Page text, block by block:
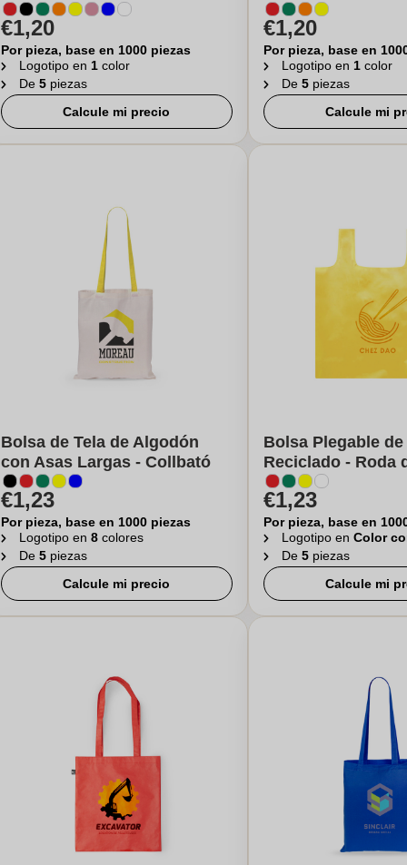
€1,20
Por pieza, base en 1000 piezas
Logotipo en 1 color
De 5 piezas
Calcule mi precio
€1,20
Por pieza, base en
Logotipo en 1 color
De 5 piezas
Calcule mi
Bolsa de Tela de Algodón
con Asas Largas - Collbató
€1,23
Por pieza, base en 1000 piezas
Logotipo en 8 colores
De 5 piezas
Calcule mi precio
Bolsa Plegable
Reciclado - Roda
€1,23
Por pieza, base en
Logotipo en Color
De 5 piezas
Calcule mi